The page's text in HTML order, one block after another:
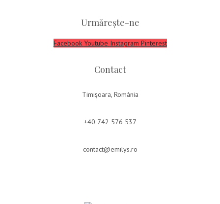
Urmărește-ne
Facebook Youtube Instagram Pinterest
Contact
Timișoara, România
+40 742 576 537
contact@emilys.ro